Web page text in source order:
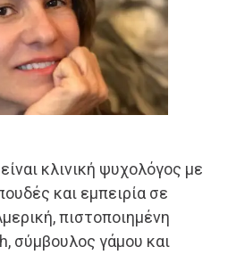
κλινική ψυχολόγος με
και εμπειρία σε
πιστοποιημένη
σύμβουλος γάμου και